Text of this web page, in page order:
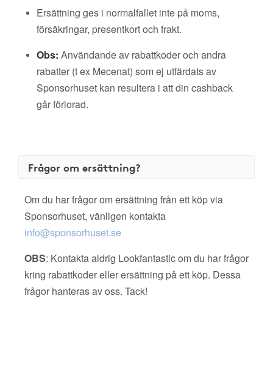
Ersättning ges i normalfallet inte på moms,
försäkringar, presentkort och frakt.
Obs: Användande av rabattkoder och andra
rabatter (t ex Mecenat) som ej utfärdats av
Sponsorhuset kan resultera i att din cashback
går förlorad.
Frågor om ersättning?
Om du har frågor om ersättning från ett köp via
Sponsorhuset, vänligen kontakta
info@sponsorhuset.se
OBS: Kontakta aldrig Lookfantastic om du har frågor
kring rabattkoder eller ersättning på ett köp. Dessa
frågor hanteras av oss. Tack!